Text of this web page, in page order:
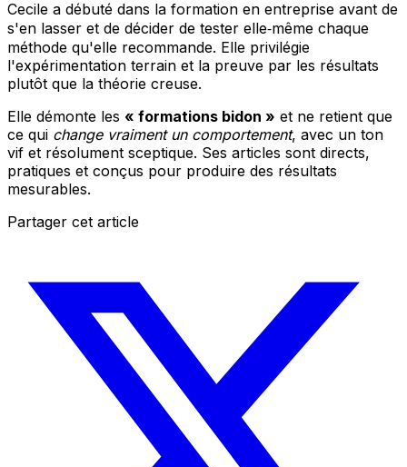
Cecile a débuté dans la formation en entreprise avant de
s'en lasser et de décider de tester elle‑même chaque
méthode qu'elle recommande. Elle privilégie
l'expérimentation terrain et la preuve par les résultats
plutôt que la théorie creuse.
Elle démonte les « formations bidon » et ne retient que
ce qui change vraiment un comportement, avec un ton
vif et résolument sceptique. Ses articles sont directs,
pratiques et conçus pour produire des résultats
mesurables.
Partager cet article